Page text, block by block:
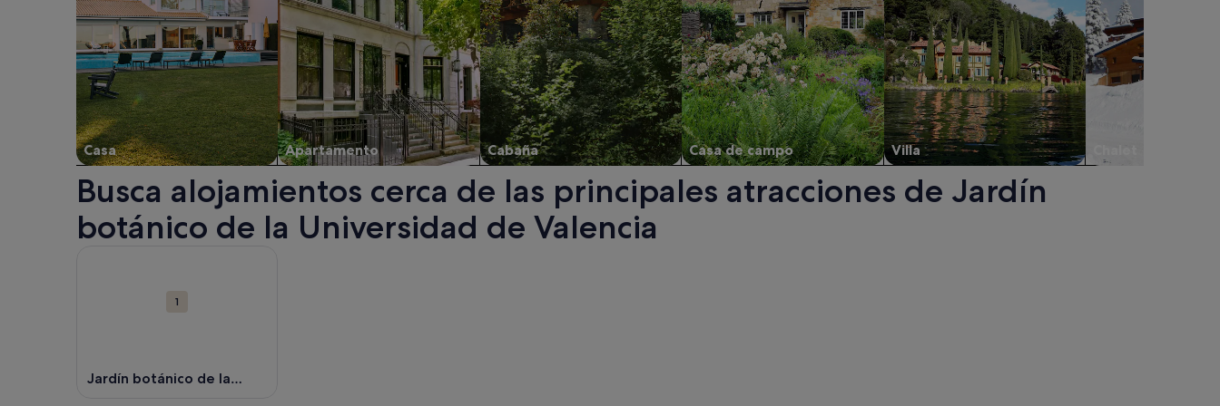
Casa Apartamento Cabaña Casa de campo Villa
Busca alojamientos cerca de las principales atracciones de Jardín
botánico de la Universidad de Valencia
1
Jardín botánico de la